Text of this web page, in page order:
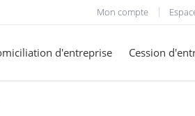
Mon compte
d'entreprise Cession